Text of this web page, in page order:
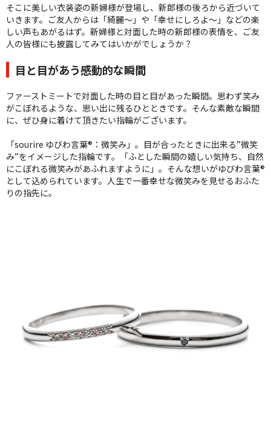
そこに美しい衣装姿の新婦様が登場し、新郎様の後ろから近づいて
いきます。ご友人からは「綺麗～」や「幸せにしろよ～」などの楽
しい声もあがるはず。新婦様と対面した時の新郎様の表情を、ご友
人の皆様にも披露してみてはいかがでしょうか？
目と目があう感動的な瞬間
ファーストミートで対面した時の目と目があった瞬間。思わず笑み
がこぼれるような、思い出に残るひとときです。そんな素敵な瞬間
に、ぜひ身に着けて頂きたい指輪がございます。
「sourire ゆびわ言葉®：微笑み」。目が合ったときに出来る”微笑
み”をイメージした指輪です。「ふとした瞬間の嬉しい気持ち、自然
にこぼれる微笑みがあふれますように」。そんな想いがゆびわ言葉®
として込められています。人生で一番幸せな微笑みを見せるおふた
りの指先に。